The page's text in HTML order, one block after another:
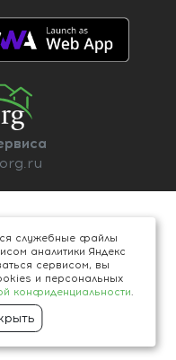
служебные файлы
аналитики Яндекс
сервисом, вы
и персональных
конфиденциальности.